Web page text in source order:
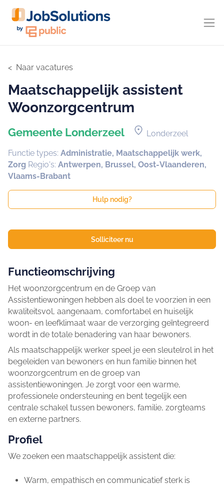
Naar vacatures
Maatschappelijk assistent
Woonzorgcentrum
Gemeente Londerzeel location_on Londerzeel
Functie types: Administratie, Maatschappelijk werk,
Zorg Regio's: Antwerpen, Brussel, Oost-Vlaanderen,
Vlaams-Brabant
Hulp nodig?
Solliciteer nu
Functieomschrijving
Het woonzorgcentrum en de Groep van
Assistentiewoningen hebben als doel te voorzien in een
kwaliteitsvol, aangenaam, comfortabel en huiselijk
woon- en leefklimaat waar de verzorging geïntegreerd
wordt in de totale benadering van haar bewoners.
Als maatschappelijk werker speel je een sleutelrol in het
begeleiden van bewoners en hun familie binnen het
woonzorgcentrum en de groep van
assistentiewoningen. Je zorgt voor een warme,
professionele ondersteuning en bent tegelijk een
centrale schakel tussen bewoners, familie, zorgteams
en externe partners.
Profiel
We zoeken een maatschappelijk assistent die:
Warm, empathisch en communicatief sterk is